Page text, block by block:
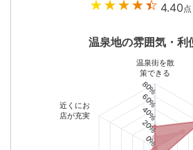
4.40点
温泉地の雰囲気・利
0%
20%
40%
60%
80%
温泉街を散
策できる
近くにお
店が充実